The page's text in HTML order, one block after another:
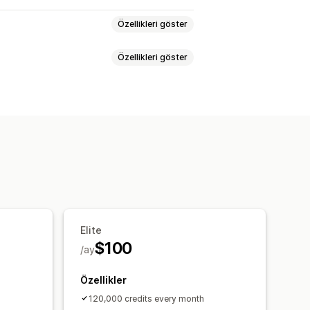
Özellikleri göster
Özellikleri göster
optimizasyon
Elite
$100
/ay
Özellikler
120,000 credits every month